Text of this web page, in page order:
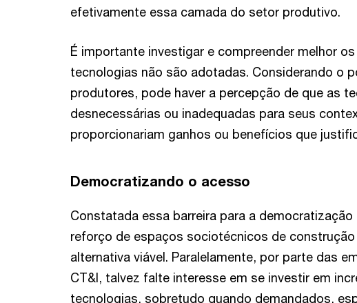
efetivamente essa camada do setor produtivo.
É importante investigar e compreender melhor
tecnologias não são adotadas. Considerando o
produtores, pode haver a percepção de que as
desnecessárias ou inadequadas para seus
proporcionariam ganhos ou benefícios que
Democratizando o acesso
Constatada essa barreira para a
reforço de espaços sociotécnicos de
alternativa viável. Paralelamente, por parte das
CT&I, talvez falte interesse em se investir em
tecnologias, sobretudo quando demandados,